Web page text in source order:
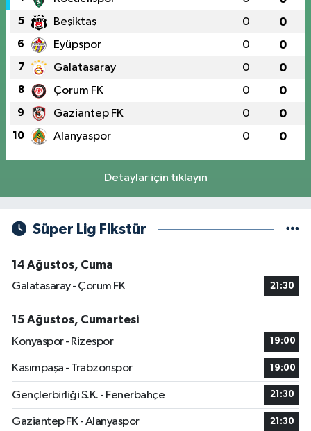
5 Beşiktaş 0 0
6 Eyüpspor 0 0
7 Galatasaray 0 0
8 Çorum FK 0 0
9 Gaziantep FK 0 0
10 Alanyaspor 0 0
Detaylar için tıklayın
Süper Lig Fikstür
14 Ağustos, Cuma
Galatasaray - Çorum FK
21:30
15 Ağustos, Cumartesi
Konyaspor - Rizespor
19:00
Kasımpaşa - Trabzonspor 19:00
Gençlerbirliği S.K. - Fenerbahçe 21:30
Gaziantep FK - Alanyaspor 21:30